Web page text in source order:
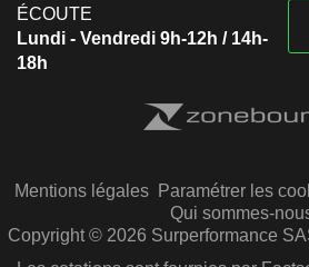
ÉCOUTE
Lundi - Vendredi 9h-12h / 14h-
18h
Mentions légales Paramétrer les
Qui sommes-
Copyright © 2026 Surperformance